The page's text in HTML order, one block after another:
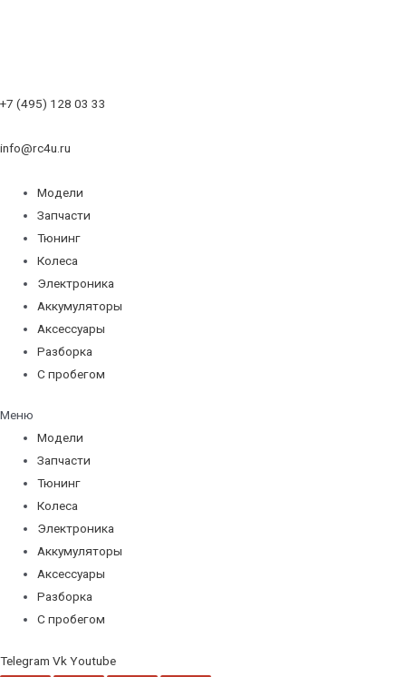
+7 (495) 128 03 33
info@rc4u.ru
Модели
Запчасти
Тюнинг
Колеса
Электроника
Аккумуляторы
Аксессуары
Разборка
С пробегом
Меню
Модели
Запчасти
Тюнинг
Колеса
Электроника
Аккумуляторы
Аксессуары
Разборка
С пробегом
Telegram Vk Youtube